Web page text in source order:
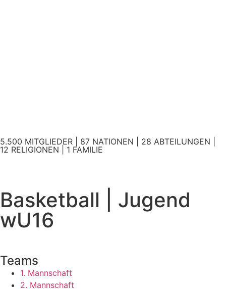
5.500 MITGLIEDER | 87 NATIONEN | 28 ABTEILUNGEN |
12 RELIGIONEN | 1 FAMILIE
Basketball | Jugend
wU16
Teams
1. Mannschaft
2. Mannschaft